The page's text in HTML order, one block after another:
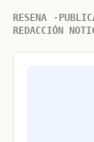
RESENA
REDACCIÓN